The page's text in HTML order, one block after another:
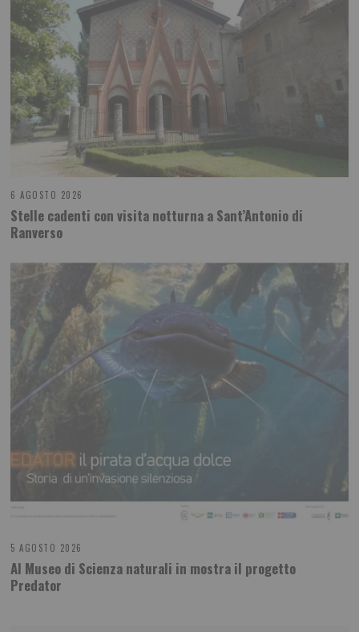
6 AGOSTO 2026
Stelle cadenti con visita notturna a Sant’Antonio di
Ranverso
5 AGOSTO 2026
Al Museo di Scienza naturali in mostra il progetto
Predator